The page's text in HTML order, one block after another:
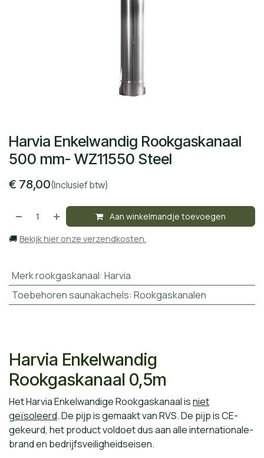
Harvia Enkelwandig Rookgaskanaal
500 mm- WZ11550 Steel
€ 78,00(Inclusief btw)
Aan winkelmandje toevoegen
🚚 Bekijk hier onze verzendkosten.
Merk rookgaskanaal: Harvia
Toebehoren saunakachels: Rookgaskanalen
Harvia Enkelwandig
Rookgaskanaal 0,5m
Het Harvia Enkelwandige Rookgaskanaal isniet
geïsoleerd. De pijp is gemaakt van RVS. De pijp is CE-
gekeurd, het product voldoet dus aan alle internationale-
brand en bedrijfsveiligheidseisen.